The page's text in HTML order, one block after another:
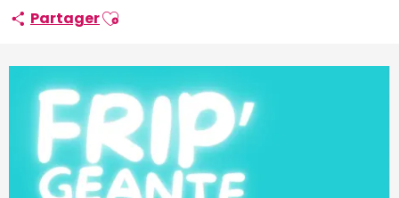
PartagerAjouter aux favoris